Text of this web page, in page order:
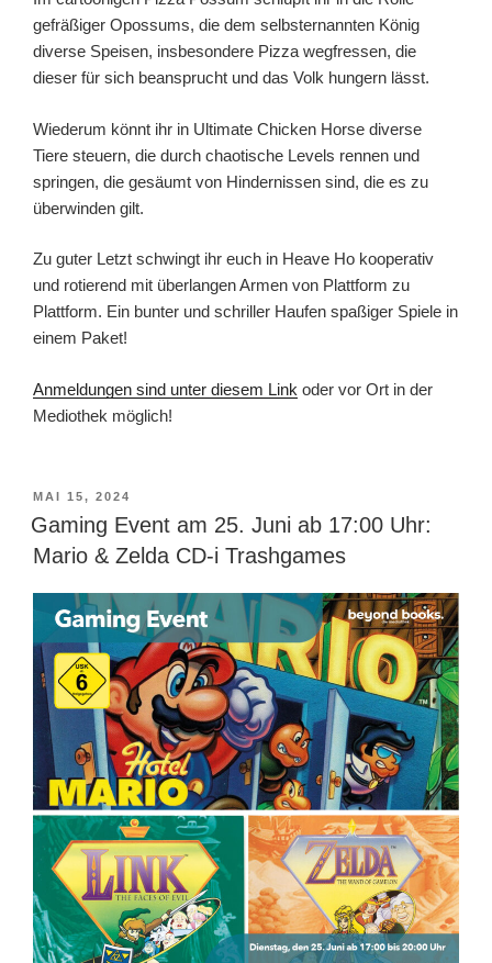
gefräßiger Opossums, die dem selbsternannten König
diverse Speisen, insbesondere Pizza wegfressen, die
dieser für sich beansprucht und das Volk hungern lässt.
Wiederum könnt ihr in Ultimate Chicken Horse diverse
Tiere steuern, die durch chaotische Levels rennen und
springen, die gesäumt von Hindernissen sind, die es zu
überwinden gilt.
Zu guter Letzt schwingt ihr euch in Heave Ho kooperativ
und rotierend mit überlangen Armen von Plattform zu
Plattform. Ein bunter und schriller Haufen spaßiger Spiele in
einem Paket!
Anmeldungen sind unter diesem Link oder vor Ort in der
Mediothek möglich!
VERÖFFENTLICHT
AM
MAI 15, 2024
Gaming Event am 25. Juni ab 17:00 Uhr:
Mario & Zelda CD-i Trashgames